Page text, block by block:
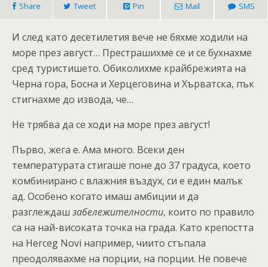
Share Tweet Pin Mail SMS
И след като десетилетия вече не бяхме ходили на
море през август… Престрашихме се и се бухнахме
сред туристишето. Обиколихме крайбрежията на
Черна гора, Босна и Херцеговина и Хърватска, пък
стигнахме до извода, че…
Не трябва да се ходи на море през август!
Първо, жега е. Ама много. Всеки ден
температурата стигаше поне до 37 градуса, което
комбинирано с влажния въздух, си е един малък
ад. Особено когато имаш амбиции и да
разглеждаш забележителности, които по правило
са на най-високата точка на града. Като крепостта
на Herceg Novi например, чиито стъпала
преодолявахме на порции, на порции. Не повече